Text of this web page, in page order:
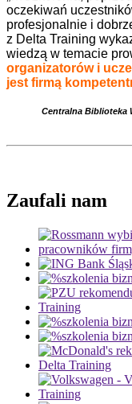
oczekiwań
profesjonalnie i
z Delta Training
wiedzą w temacie
organizatorów i
jest firmą
Centralna Biblioteka
Zaufali nam